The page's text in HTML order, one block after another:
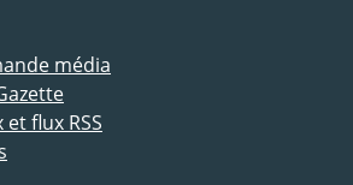
média
flux RSS